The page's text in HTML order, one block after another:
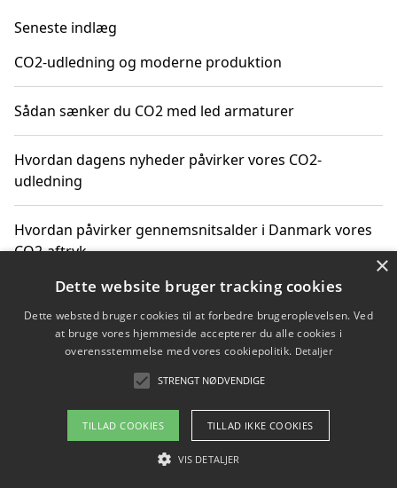
Seneste indlæg
CO2-udledning og moderne produktion
Sådan sænker du CO2 med led armaturer
Hvordan dagens nyheder påvirker vores CO2-
udledning
Hvordan påvirker gennemsnitsalder i Danmark vores
CO2-aftryk
Hvordan nyheder om CO2-udledning påvirker vores
hverdag
Om / kontakt
Blog Betingelser
×
Dette website bruger tracking cookies
Dette websted bruger cookies til at forbedre brugeroplevelsen. Ved
at bruge vores hjemmeside accepterer du alle cookies i
overensstemmelse med vores cookiepolitik. Detaljer
STRENGT NØDVENDIGE
TILLAD COOKIES TILLAD IKKE COOKIES
VIS DETALJER